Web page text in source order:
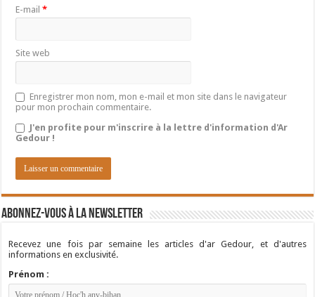
E-mail*
Site web
Enregistrer mon nom, mon e-mail et mon site dans le navigateur
pour mon prochain commentaire.
J'en profite pour m'inscrire à la lettre d'information d'Ar
Gedour !
Abonnez-vous à la newsletter
Recevez une fois par semaine les articles d'ar Gedour, et d'autres
informations en exclusivité.
Prénom :